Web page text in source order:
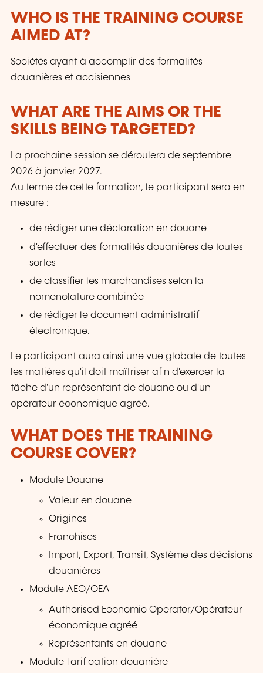
WHO IS THE TRAINING COURSE
AIMED AT?
Sociétés ayant à accomplir des formalités
douanières et accisiennes
WHAT ARE THE AIMS OR THE
SKILLS BEING TARGETED?
La prochaine session se déroulera de septembre
2026 à janvier 2027.
Au terme de cette formation, le participant sera en
mesure :
de rédiger une déclaration en douane
d'effectuer des formalités douanières de toutes
sortes
de classifier les marchandises selon la
nomenclature combinée
de rédiger le document administratif
électronique.
Le participant aura ainsi une vue globale de toutes
les matières qu'il doit maîtriser afin d'exercer la
tâche d'un représentant de douane ou d'un
opérateur économique agréé.
WHAT DOES THE TRAINING
COURSE COVER?
Module Douane
Valeur en douane
Origines
Franchises
Import, Export, Transit, Système des décisions
douanières
Module AEO/OEA
Authorised Economic Operator/Opérateur
économique agréé
Représentants en douane
Module Tarification douanière